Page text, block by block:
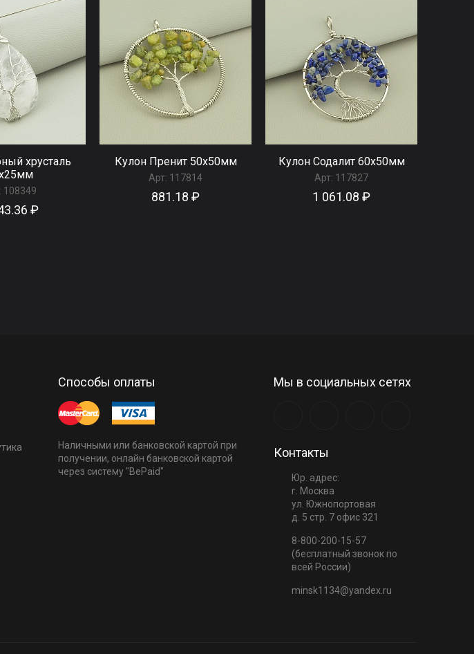
хрусталь
108349
₽
Кулон Пренит 50x50мм
Арт: 117814
881.18 ₽
Кулон Содалит 60x50мм
Арт: 117827
1 061.08 ₽
Способы оплаты
Наличными или банковской картой при
получении, онлайн банковской картой
через систему "BePaid"
Мы в социальных сетях
Контакты
Юр. адрес:
г. Москва
ул. Южнопортовая
д. 5 стр. 7 офис 321
8-800-200-15-57
(бесплатный звонок по
всей России)
minsk1134@yandex.ru